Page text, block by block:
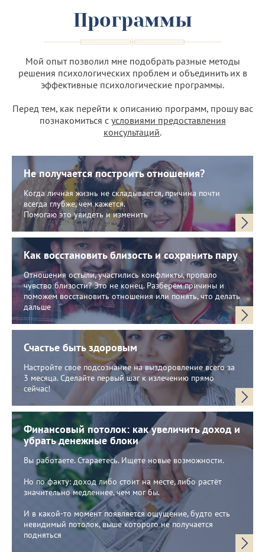
Программы
Мой опыт позволил мне подобрать разные методы
решения психологических проблем и объединить их в
эффективные психологические программы.
Перед тем, как перейти к описанию программ, прошу вас
познакомиться с условиями предоставления
консультаций.
Не получается построить отношения?
Когда личная жизнь не складывается, причина почти
всегда глубже, чем кажется.
Помогаю это увидеть и изменить
Как восстановить близость и сохранить пару
Отношения остыли, участились конфликты, пропало
чувство близости? Это не конец. Разберём причины и
поможем восстановить отношения или понять, что делать
дальше
Счастье быть здоровым
Настройте свое подсознание на выздоровление всего за
3 месяца. Сделайте первый шаг к излечению прямо
сейчас!
Финансовый потолок: как увеличить доход и
убрать денежные блоки
Вы работаете. Стараетесь. Ищете новые возможности.
Но по факту: доход либо стоит на месте, либо растёт
значительно медленнее, чем мог бы.
И в какой-то момент появляется ощущение, будто есть
невидимый потолок, выше которого не получается
подняться